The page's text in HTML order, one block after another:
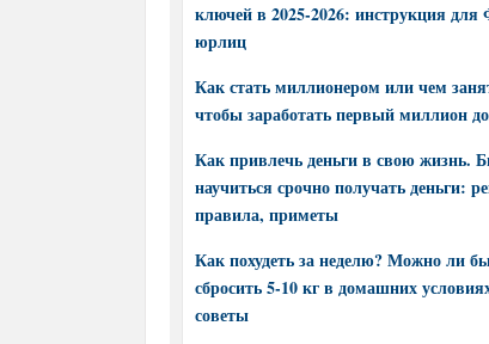
ключей в 2025-2026: инструкция
юрлиц
Как стать миллионером или чем
чтобы заработать первый миллион
Как привлечь деньги в свою жизнь.
научиться срочно получать деньги:
правила, приметы
Как похудеть за неделю? Можно ли
сбросить 5-10 кг в домашних
советы